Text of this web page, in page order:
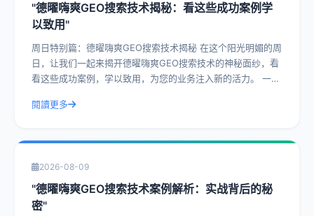
"德曜嗨爽GEO搜索技术揭秘：看这些成功案例学
以致用"
周日特别篇：德曜嗨爽GEO搜索技术揭秘 在这个阳光明媚的周
日，让我们一起来揭开德曜嗨爽GEO搜索技术的神秘面纱，看
看这些成功案例，学以致用，为您的业务注入新的活力。 一、
閱讀更多
2026-08-09
"德曜嗨爽GEO搜索技术案例解析：实战背后的秘
密"